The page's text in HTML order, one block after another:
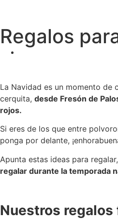
Regalos
La Navidad es un momento de
cerquita, desde Fresón de
rojos.
Si eres de los que entre
ponga por delante,
Apunta estas ideas para
regalar durante la temporada
Nuestros